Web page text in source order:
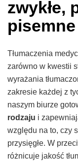
zwykłe,
pisemne
Tłumaczenia
zarówno w kwestii
wyrażania
zakresie każdej z
naszym biurze
rodzaju i
względu na to, czy
przysięgłe. W
różnicuje jakość